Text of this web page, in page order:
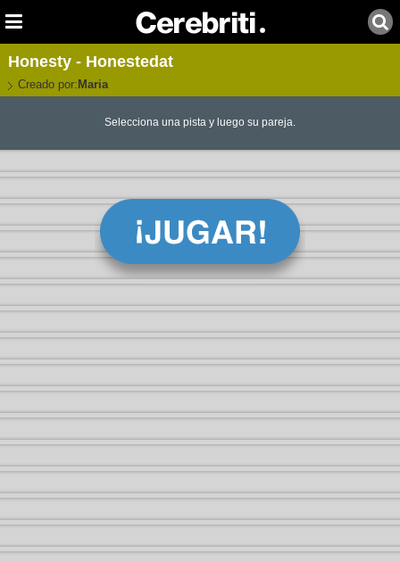
Honesty - Honestedat
Creado por: Maria
Selecciona una pista y luego su pareja.